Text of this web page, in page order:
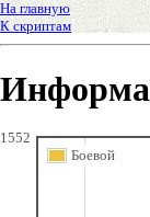
На главную
К скриптам
1552
Боевой